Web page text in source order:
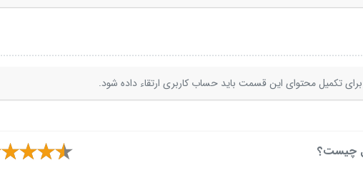
برای تکمیل محتوای این قسمت باید حساب کاربری ارتقاء داده شود.
چیست؟